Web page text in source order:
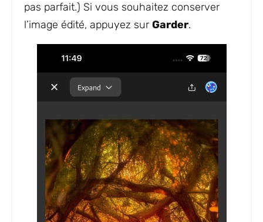
pas parfait.) Si vous souhaitez conserver
l’image édité, appuyez sur Garder.